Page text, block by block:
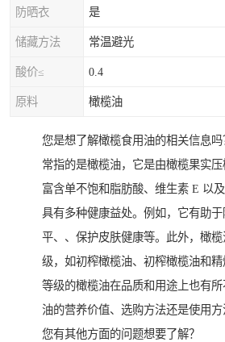
防晒衣 是
储藏方法 常温避光
酸价≤ 0.4
原料 橄榄油
您是想了解橄榄食用油的相关信息
常指的是橄榄油，它是由橄榄果实
富含单不饱和脂肪酸、维生素 E 以及
具有多种健康益处。例如，它有助
平、、保护皮肤健康等。此外，橄
级，如初榨橄榄油、初榨橄榄油和精
等级的橄榄油在品质和用途上也有
油的营养价值、选购方法还是使用
您有其他方面的问题想要了解？